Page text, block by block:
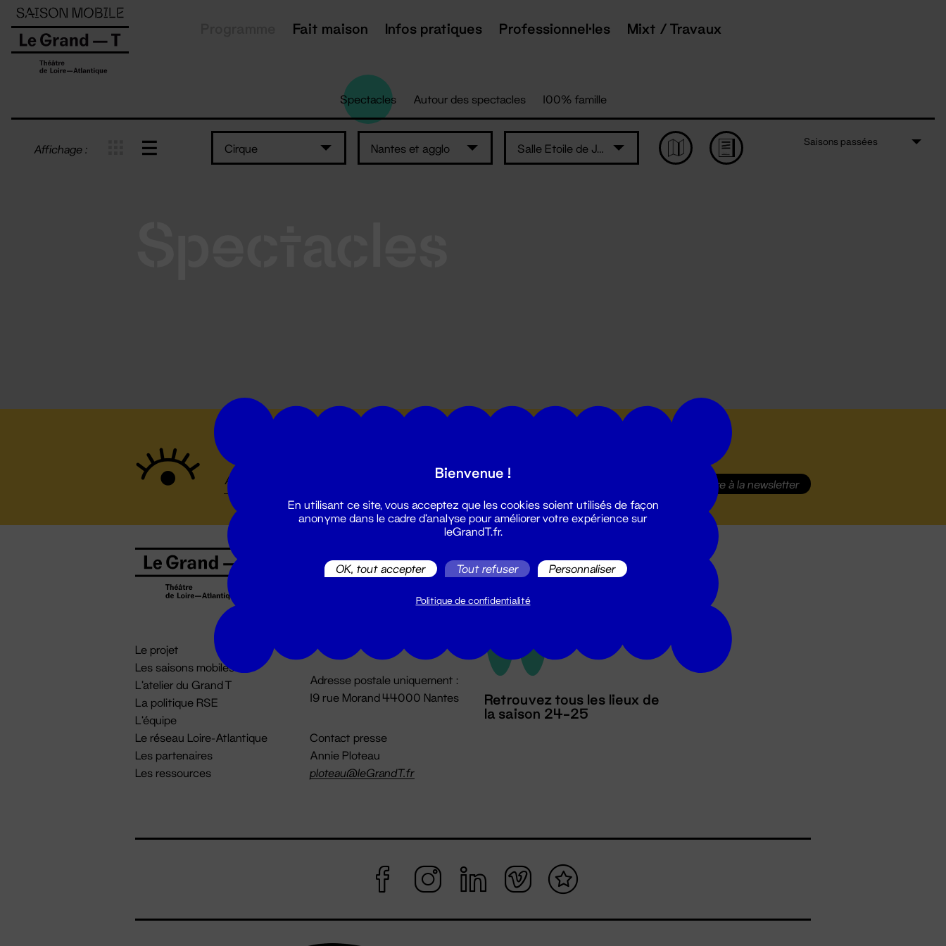
Fait maison Infos pratiques Professionnel·les Mixt / Travaux
Spectacles Autour des spectacles 100% famille
Affichage : Cirque Nantes et agglo Salle Etoile de Jade -St-Brévin-les-Pins
Saisons passées
S'inscrire à la newsletter
Le projet
Les saisons mobiles
L'atelier du Grand T
La politique RSE
L'équipe
Le réseau Loire-Atlantique
Les partenaires
Les ressources
02 51 88 25 25
Du lundi au vendredi 14h → 18h
Adresse postale uniquement :
19 rue Morand 44000 Nantes
Contact presse
Annie Ploteau
ploteau@leGrandT.fr
Retrouvez tous les lieux de
la saison 24-25
Panneau de gestion des cookies
Bienvenue !
En utilisant ce site, vous acceptez que les cookies soient utilisés de façon
anonyme dans le cadre d'analyse pour améliorer votre expérience sur
leGrandT.fr.
OK, tout accepter Tout refuser Personnaliser
Politique de confidentialité